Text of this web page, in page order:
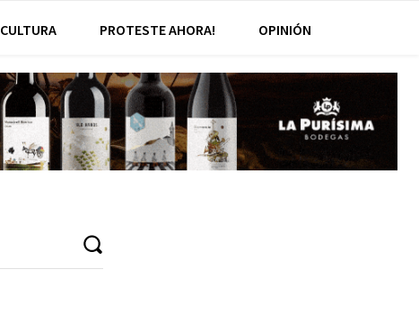
CULTURA PROTESTE AHORA! OPINIÓN